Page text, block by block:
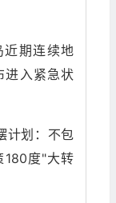
期连续地
进入紧急状
计划：不包
180度"大转